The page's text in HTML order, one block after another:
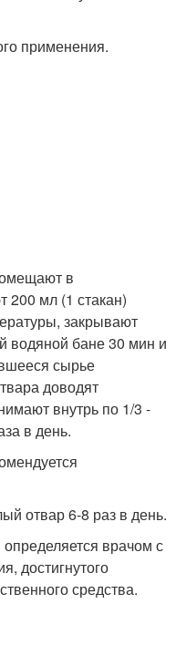
применения.
в
200 мл (1 стакан)
закрывают
водяной бане 30 мин и
сырье
доводят
внутрь по 1/3 -
в день.
отвар 6-8 раз в день.
врачом с
достигнутого
средства.